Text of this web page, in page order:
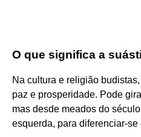
O que significa a
Na cultura e religião
paz e prosperidade. Pode
mas desde meados do
esquerda, para diferenciar-se